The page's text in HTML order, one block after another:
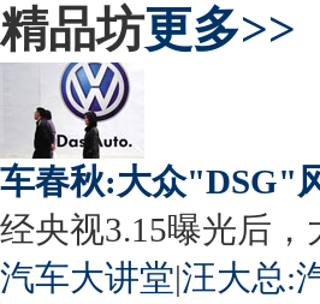
精品坊更多>>
车春秋:大众"DSG"
经央视3.15曝光后
汽车大讲堂|汪大总: